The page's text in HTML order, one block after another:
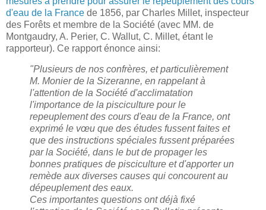
d'eau de la France de 1856, par Charles Millet, inspecteur
des Forêts et membre de la Société (avec MM. de
Montgaudry, A. Perier, C. Wallut, C. Millet, étant le
rapporteur). Ce rapport énonce ainsi:
"Plusieurs de nos confrères, et particulièrement
M. Monier de la Sizeranne, en rappelant à
l'attention de la Société d'acclimatation
l'importance de la pisciculture pour le
repeuplement des cours d'eau de la France, ont
exprimé le vœu que des études fussent faites et
que des instructions spéciales fussent préparées
par la Société, dans le but de propager les
bonnes pratiques de pisciculture et d'apporter un
remède aux diverses causes qui concourent au
dépeuplement des eaux.
Ces importantes questions ont déjà fixé